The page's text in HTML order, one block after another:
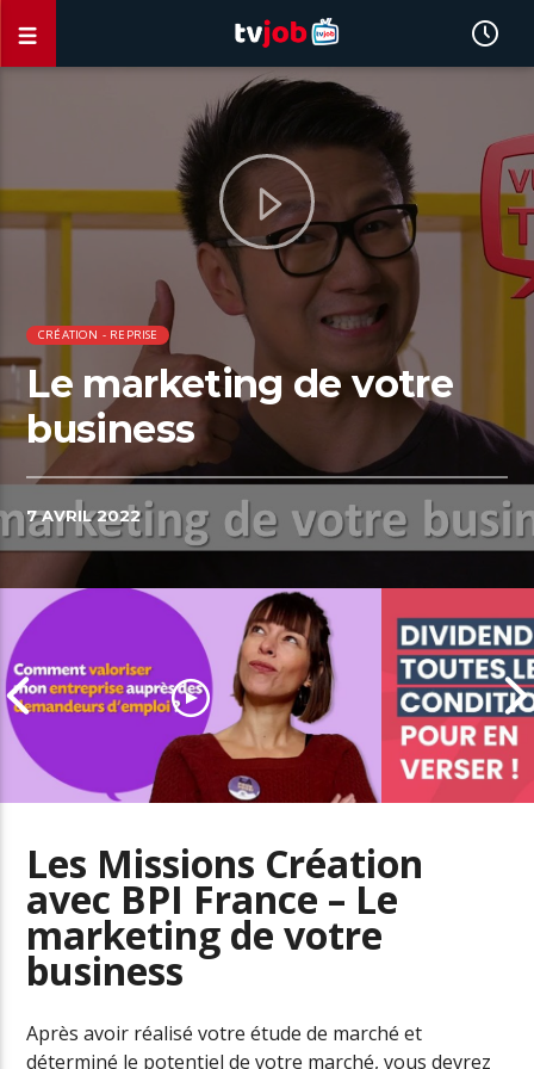
CRÉATION - REPRISE
Le marketing de votre
business
7 AVRIL 2022
Comment valoriser mon
entreprise auprès des
demandeurs d’emploi
Les Missions Création
avec BPI France – Le
marketing de votre
business
Après avoir réalisé votre étude de marché et
déterminé le potentiel de votre marché, vous devrez